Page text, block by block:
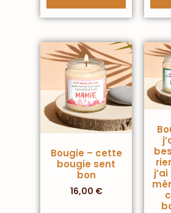
Bougie – cette
bougie sent
bon
16,00 €